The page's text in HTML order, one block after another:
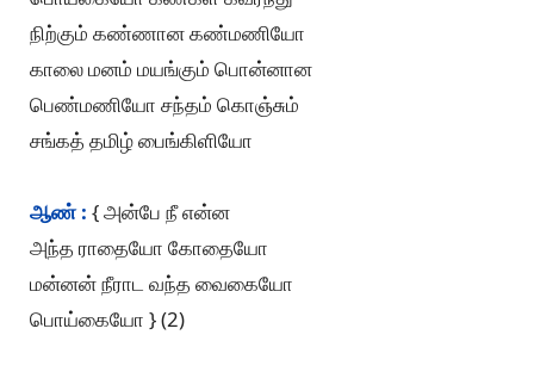
நிற்கும் கண்ணான கண்மணியோ
காலை மனம் மயங்கும் பொன்னான
பெண்மணியோ சந்தம் கொஞ்சும்
சங்கத் தமிழ் பைங்கிளியோ
ஆண் : { அன்பே நீ என்ன
அந்த ராதையோ கோதையோ
மன்னன் நீராட வந்த வைகையோ
பொய்கையோ } (2)